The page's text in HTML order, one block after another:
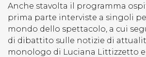
Anche stavolta il programma
prima parte interviste a singoli
mondo dello spettacolo, a cui
di dibattito sulle notizie di
monologo di Luciana Littizzetto e